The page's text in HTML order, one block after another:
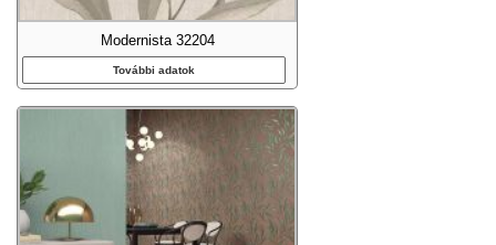
Modernista 32204
További adatok